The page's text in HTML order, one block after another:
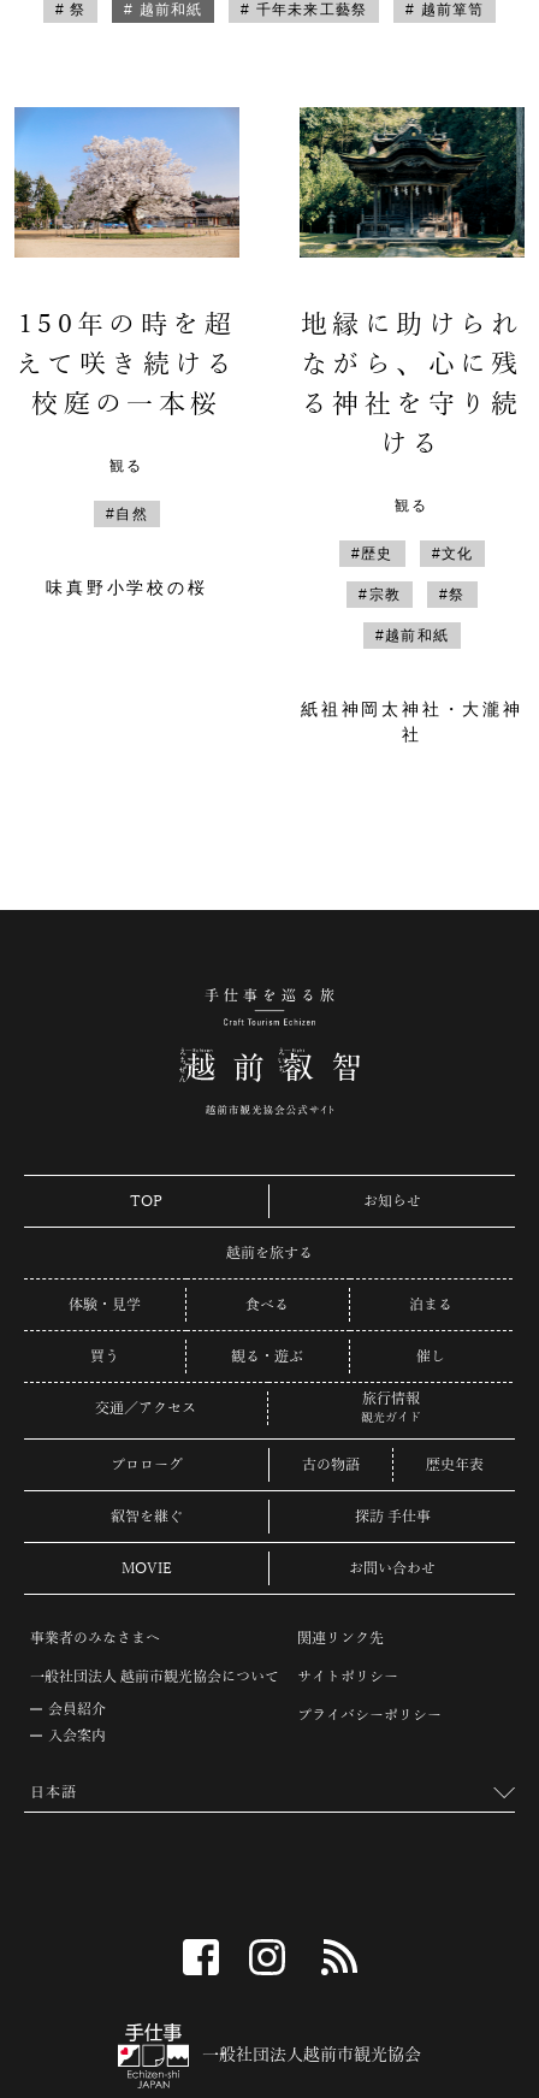
# 祭 # 越前和紙 # 千年未来工藝祭 # 越前箪笥
150年の時を超
えて咲き続ける
校庭の一本桜
観る
#自然
味真野小学校の桜
地縁に助けられ
ながら、心に残
る神社を守り続
ける
観る
#歴史 #文化
#宗教 #祭
#越前和紙
紙祖神岡太神社・大瀧神
社
TOP お知らせ
越前を旅する
体験・見学 食べる 泊まる
買う 観る・遊ぶ 催し
交通／アクセス
旅行情報
観光ガイド
プロローグ 古の物語 歴史年表
叡智を継ぐ 探訪 手仕事
MOVIE お問い合わせ
事業者のみなさまへ
一般社団法人 越前市観光協会について
会員紹介
入会案内
関連リンク先
サイトポリシー
プライバシーポリシー
facebook instagram
一般社団法人越前市観光協会